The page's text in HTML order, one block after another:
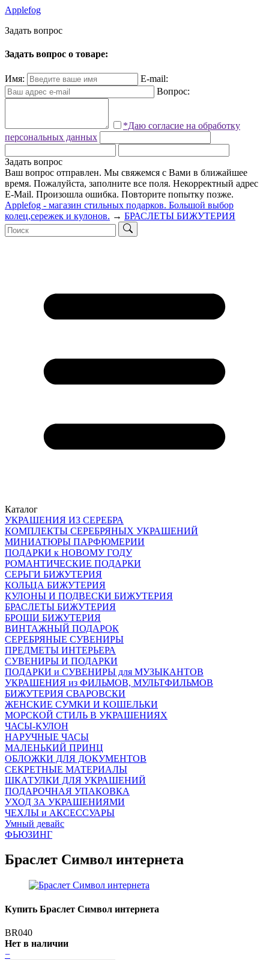
Applefog
Задать вопрос
Задать вопрос о товаре:
Имя:
E-mail:
Вопрос:
*Даю согласие на обработку
персональных данных
Задать вопрос
Ваш вопрос отправлен. Мы свяжемся с Вами в ближайшее
время. Пожалуйста, заполните все поля. Некорректный адрес
E-Mail. Произошла ошибка. Повторите попытку позже.
Applefog - магазин стильных подарков. Большой выбор
колец,сережек и кулонов. → БРАСЛЕТЫ БИЖУТЕРИЯ
Каталог
УКРАШЕНИЯ ИЗ СЕРЕБРА
КОМПЛЕКТЫ СЕРЕБРЯНЫХ УКРАШЕНИЙ
МИНИАТЮРЫ ПАРФЮМЕРИИ
ПОДАРКИ к НОВОМУ ГОДУ
РОМАНТИЧЕСКИЕ ПОДАРКИ
СЕРЬГИ БИЖУТЕРИЯ
КОЛЬЦА БИЖУТЕРИЯ
КУЛОНЫ И ПОДВЕСКИ БИЖУТЕРИЯ
БРАСЛЕТЫ БИЖУТЕРИЯ
БРОШИ БИЖУТЕРИЯ
ВИНТАЖНЫЙ ПОДАРОК
СЕРЕБРЯНЫЕ СУВЕНИРЫ
ПРЕДМЕТЫ ИНТЕРЬЕРА
СУВЕНИРЫ И ПОДАРКИ
ПОДАРКИ и СУВЕНИРЫ для МУЗЫКАНТОВ
УКРАШЕНИЯ из ФИЛЬМОВ, МУЛЬТФИЛЬМОВ
БИЖУТЕРИЯ СВАРОВСКИ
ЖЕНСКИЕ СУМКИ И КОШЕЛЬКИ
МОРСКОЙ СТИЛЬ В УКРАШЕНИЯХ
ЧАСЫ-КУЛОН
НАРУЧНЫЕ ЧАСЫ
МАЛЕНЬКИЙ ПРИНЦ
ОБЛОЖКИ ДЛЯ ДОКУМЕНТОВ
СЕКРЕТНЫЕ МАТЕРИАЛЫ
ШКАТУЛКИ ДЛЯ УКРАШЕНИЙ
ПОДАРОЧНАЯ УПАКОВКА
УХОД ЗА УКРАШЕНИЯМИ
ЧEХЛЫ и АКСЕССУАРЫ
Умный девайс
ФЬЮЗИНГ
Браслет Символ интернета
Купить Браслет Символ интернета
BR040
Нет в наличии
−